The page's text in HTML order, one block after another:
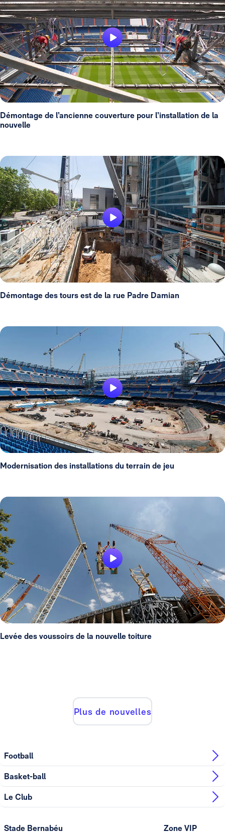
Démontage de l’ancienne couverture pour l’installation de la
nouvelle
Démontage des tours est de la rue Padre Damian
Modernisation des installations du terrain de jeu
Levée des voussoirs de la nouvelle toiture
Plus de nouvelles
Football
Basket-ball
Le Club
Stade Bernabéu Zone VIP